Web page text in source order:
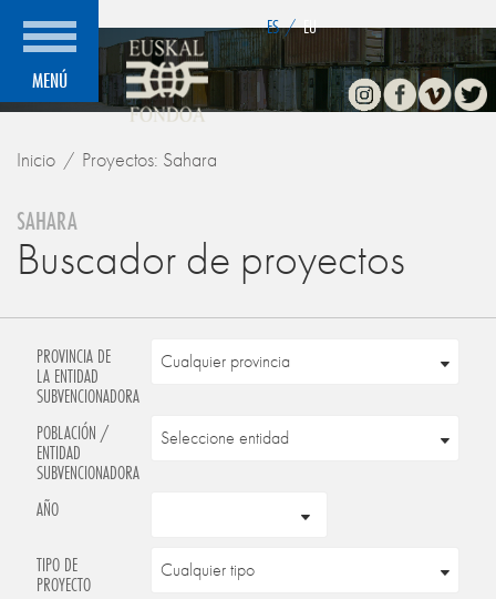
MENÚ
ES / EU
InstagramFacebook
Vimeo
Inicio Proyectos: Sahara
SAHARA
Buscador de proyectos
PROVINCIA DE
LA ENTIDAD
SUBVENCIONADORA
POBLACIÓN /
ENTIDAD
SUBVENCIONADORA
AÑO
TIPO DE
PROYECTO